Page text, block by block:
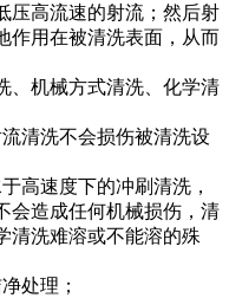
压高流速的射流；然后射
作用在被清洗表面，从而
、机械方式清洗、化学清
清洗不会损伤被清洗设
高速度下的冲刷清洗，
会造成任何机械损伤，清
清洗难溶或不能溶的殊
处理；